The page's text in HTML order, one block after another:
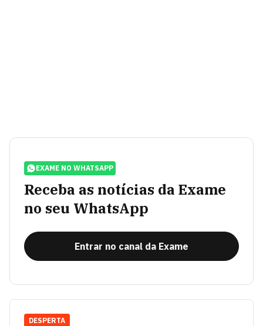
EXAME NO WHATSAPP
Receba as notícias da Exame
no seu WhatsApp
Entrar no canal da Exame
DESPERTA